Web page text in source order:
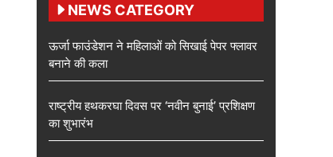
NEWS CATEGORY
ऊर्जा फाउंडेशन ने महिलाओं को सिखाई पेपर फ्लावर
बनाने की कला
राष्ट्रीय हथकरघा दिवस पर ‘नवीन बुनाई’ प्रशिक्षण
का शुभारंभ